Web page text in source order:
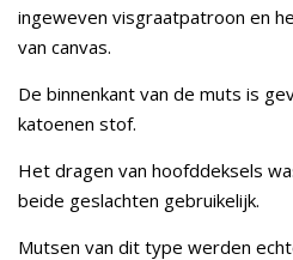
ingeweven visgraatpatroon en
van canvas.
De binnenkant van de muts is
katoenen stof.
Het dragen van hoofddeksels
beide geslachten gebruikelijk.
Mutsen van dit type werden